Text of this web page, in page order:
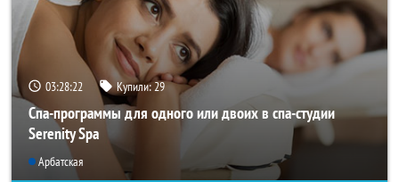
03:28:21 Купили:29
Спа-программы для одного или двоих в спа-студии
Serenity Spa
Арбатская